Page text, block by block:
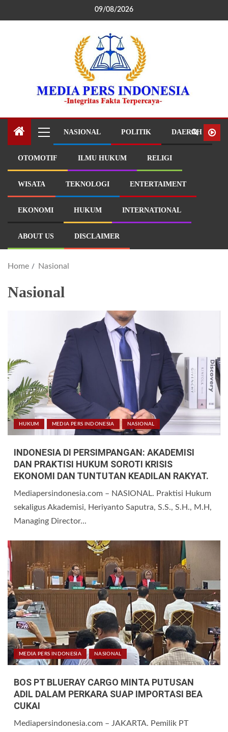
09/08/2026
NASIONAL POLITIK DAERAH
OTOMOTIF ILMU HUKUM RELIGI
WISATA TEKNOLOGI ENTERTAIMENT
EKONOMI HUKUM INTERNATIONAL
ABOUT US DISCLAIMER
Home Nasional
Nasional
HUKUM MEDIA PERS INDONESIA NASIONAL
INDONESIA DI PERSIMPANGAN: AKADEMISI
DAN PRAKTISI HUKUM SOROTI KRISIS
EKONOMI DAN TUNTUTAN KEADILAN RAKYAT.
Mediapersindonesia.com – NASIONAL. Praktisi Hukum
sekaligus Akademisi, Heriyanto Saputra, S.S., S.H., M.H,
Managing Director...
MEDIA PERS INDONESIA NASIONAL
BOS PT BLUERAY CARGO MINTA PUTUSAN
ADIL DALAM PERKARA SUAP IMPORTASI BEA
CUKAI
Mediapersindonesia.com – JAKARTA. Pemilik PT